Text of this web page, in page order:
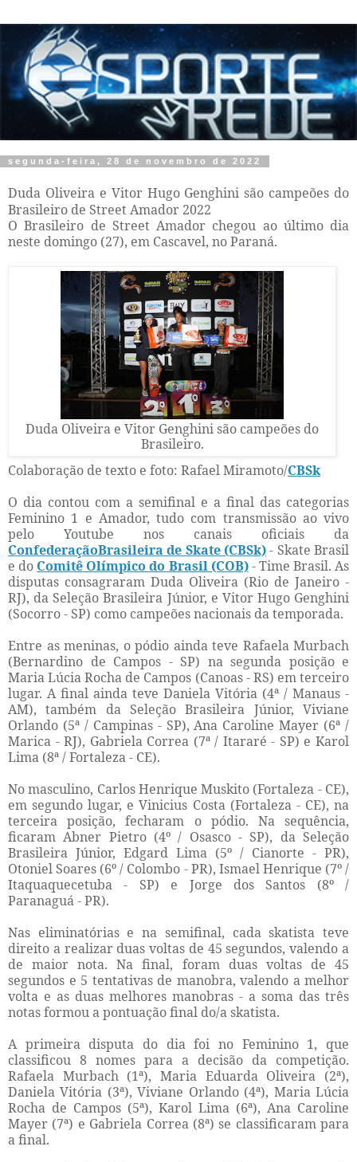
segunda-feira, 28 de novembro de 2022
Duda Oliveira e Vitor Hugo Genghini são campeões do
Brasileiro de Street Amador 2022
O Brasileiro de Street Amador chegou ao último dia
neste domingo (27), em Cascavel, no Paraná.
Duda Oliveira e Vitor Genghini são campeões do
Brasileiro.
Colaboração de texto e foto: Rafael Miramoto/CBSk
O dia contou com a semifinal e a final das categorias
Feminino 1 e Amador, tudo com transmissão ao vivo
pelo Youtube nos canais oficiais da
ConfederaçãoBrasileira de Skate (CBSk)- Skate Brasil
e do Comitê Olímpico do Brasil (COB)- Time Brasil. As
disputas consagraram Duda Oliveira (Rio de Janeiro -
RJ), da Seleção Brasileira Júnior, e Vitor Hugo Genghini
(Socorro - SP) como campeões nacionais da temporada.
Entre as meninas, o pódio ainda teve Rafaela Murbach
(Bernardino de Campos - SP) na segunda posição e
Maria Lúcia Rocha de Campos (Canoas - RS) em terceiro
lugar. A final ainda teve Daniela Vitória (4ª / Manaus -
AM), também da Seleção Brasileira Júnior, Viviane
Orlando (5ª / Campinas - SP), Ana Caroline Mayer (6ª /
Marica - RJ), Gabriela Correa (7ª / Itararé - SP) e Karol
Lima (8ª / Fortaleza - CE).
No masculino, Carlos Henrique Muskito (Fortaleza - CE),
em segundo lugar, e Vinicius Costa (Fortaleza - CE), na
terceira posição, fecharam o pódio. Na sequência,
ficaram Abner Pietro (4º / Osasco - SP), da Seleção
Brasileira Júnior, Edgard Lima (5º / Cianorte - PR),
Otoniel Soares (6º / Colombo - PR), Ismael Henrique (7º /
Itaquaquecetuba - SP) e Jorge dos Santos (8º /
Paranaguá - PR).
Nas eliminatórias e na semifinal, cada skatista teve
direito a realizar duas voltas de 45 segundos, valendo a
de maior nota. Na final, foram duas voltas de 45
segundos e 5 tentativas de manobra, valendo a melhor
volta e as duas melhores manobras - a soma das três
notas formou a pontuação final do/a skatista.
A primeira disputa do dia foi no Feminino 1, que
classificou 8 nomes para a decisão da competição.
Rafaela Murbach (1ª), Maria Eduarda Oliveira (2ª),
Daniela Vitória (3ª), Viviane Orlando (4ª), Maria Lúcia
Rocha de Campos (5ª), Karol Lima (6ª), Ana Caroline
Mayer (7ª) e Gabriela Correa (8ª) se classificaram para
a final.